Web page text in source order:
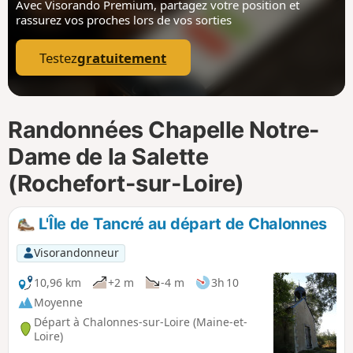
m
p
Avec Visorando Premium, partagez votre position et
rassurez vos proches lors de vos sorties
Testezgratuitement
Randonnées Chapelle Notre-
Dame de la Salette
(Rochefort-sur-Loire)
L'Île de Tancré au départ de Chalonnes
Visorandonneur
10,96 km
+2 m -4 m
3h 10
Moyenne
Départ à Chalonnes-sur-Loire (Maine-et-
Loire)